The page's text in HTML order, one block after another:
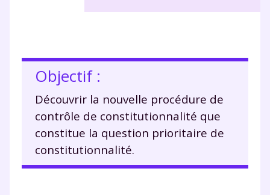
Objectif :
Découvrir la nouvelle procédure de
contrôle de constitutionnalité que
constitue la question prioritaire de
constitutionnalité.